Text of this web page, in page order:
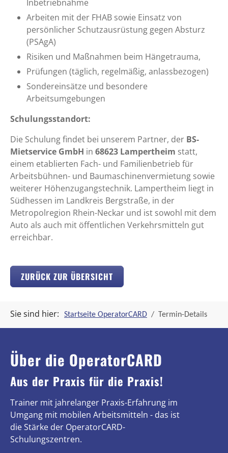
Inbetriebnahme
Arbeiten mit der FHAB sowie Einsatz von
persönlicher Schutzausrüstung gegen Absturz
(PSAgA)
Risiken und Maßnahmen beim Hängetrauma,
Prüfungen (täglich, regelmäßig, anlassbezogen)
Sondereinsätze und besondere
Arbeitsumgebungen
Schulungsstandort:
Die Schulung findet bei unserem Partner, der BS-
Mietservice GmbH in 68623 Lampertheim statt,
einem etablierten Fach- und Familienbetrieb für
Arbeitsbühnen- und Baumaschinenvermietung sowie
weiterer Höhenzugangstechnik. Lampertheim liegt in
Südhessen im Landkreis Bergstraße, in der
Metropolregion Rhein-Neckar und ist sowohl mit dem
Auto als auch mit öffentlichen Verkehrsmitteln gut
erreichbar.
ZURÜCK ZUR ÜBERSICHT
Sie sind hier: Startseite OperatorCARD Termin-Details
Über die OperatorCARD
Aus der Praxis für die Praxis!
Trainer mit jahrelanger Praxis-Erfahrung im
Umgang mit mobilen Arbeitsmitteln - das ist
die Stärke der OperatorCARD-
Schulungszentren.